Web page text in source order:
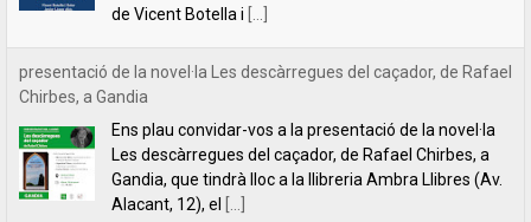
de Vicent Botella i
presentació de la novel·la Les descàrregues del caçador, de Rafael
Chirbes, a Gandia
Ens plau convidar-vos a la presentació de la novel·la
Les descàrregues del caçador, de Rafael Chirbes, a
Gandia, que tindrà lloc a la llibreria Ambra Llibres (Av.
Alacant, 12), el